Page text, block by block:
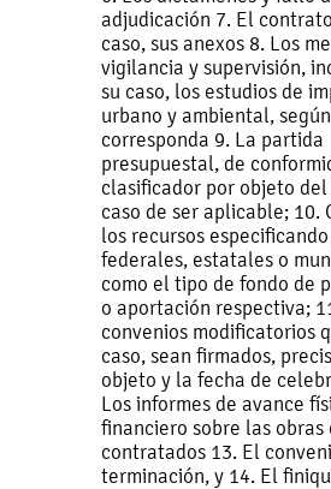
adjudicación 7. El
caso, sus anexos 8. Los
vigilancia y supervisión,
su caso, los estudios de
urbano y ambiental, según
corresponda 9. La partida
presupuestal, de
clasificador por objeto
caso de ser aplicable; 10.
los recursos especificando
federales, estatales o
como el tipo de fondo de
o aportación respectiva;
convenios modificatorios
caso, sean firmados,
objeto y la fecha de
Los informes de avance
financiero sobre las obras
contratados 13. El
terminación, y 14. El